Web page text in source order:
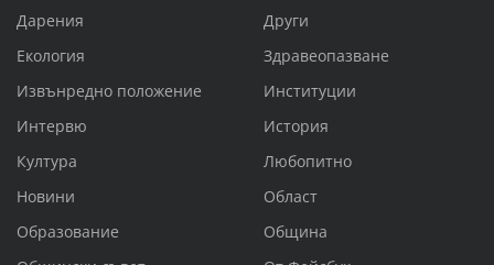
Дарения
Други
Екология
Здравеопазване
Извънредно положение
Институции
Интервю
История
Култура
Любопитно
Новини
Област
Образование
Община